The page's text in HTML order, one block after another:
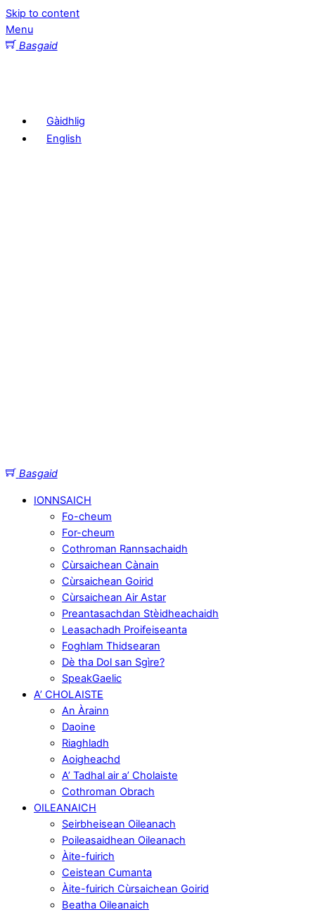
Skip to content
Menu
Basgaid
Gàidhlig
English
Basgaid
IONNSAICH
Fo-cheum
For-cheum
Cothroman Rannsachaidh
Cùrsaichean Cànain
Cùrsaichean Goirid
Cùrsaichean Air Astar
Preantasachdan Stèidheachaidh
Leasachadh Proifeiseanta
Foghlam Thidsearan
Dè tha Dol san Sgìre?
SpeakGaelic
A’ CHOLAISTE
An Àrainn
Daoine
Riaghladh
Aoigheachd
A’ Tadhal air a’ Cholaiste
Cothroman Obrach
OILEANAICH
Seirbheisean Oileanach
Poileasaidhean Oileanach
Àite-fuirich
Ceistean Cumanta
Àite-fuirich Cùrsaichean Goirid
Beatha Oileanaich